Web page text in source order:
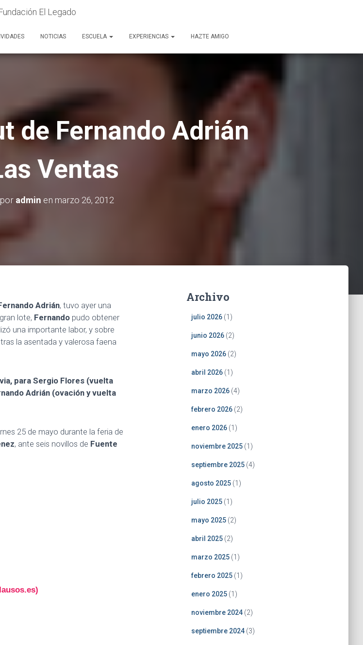
El Legado
NOTICIAS ESCUELA EXPERIENCIAS HAZTE AMIGO
de Fernando Adrián
Ventas
admin en marzo 26, 2012
Adrián, tuvo ayer una
lote, Fernando pudo obtener
una importante labor, y sobre
la asentada y valerosa faena
para Sergio Flores (vuelta
Adrián (ovación y vuelta
25 de mayo durante la feria de
, ante seis novillos de Fuente
Archivo
julio 2026(1)
junio 2026(2)
mayo 2026(2)
abril 2026(1)
marzo 2026(4)
febrero 2026(2)
enero 2026(1)
noviembre 2025(1)
septiembre 2025(4)
agosto 2025(1)
julio 2025(1)
mayo 2025(2)
abril 2025(2)
marzo 2025(1)
febrero 2025(1)
enero 2025(1)
noviembre 2024(2)
septiembre 2024(3)